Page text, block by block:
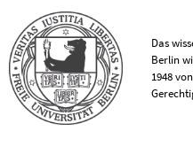
Das
Berlin
1948